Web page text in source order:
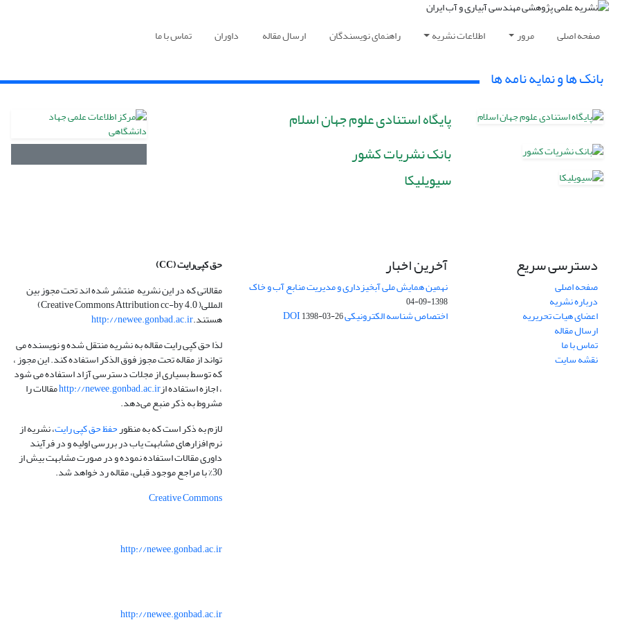
صفحه اصلی مرور اطلاعات نشریه راهنمای نویسندگان ارسال مقاله داوران تماس با ما
بانک ها و نمایه نامه ها
پایگاه استنادی علوم جهان اسلام
بانک نشریات کشور
سیویلیکا
دسترسی سریع
صفحه اصلی
درباره نشریه
اعضای هیات تحریریه
ارسال مقاله
تماس با ما
نقشه سایت
آخرین اخبار
نهمین همایش ملی آبخیزداری و مدیریت منابع آب و خاک
1398-09-04
اختصاص شناسه الکترونیکی DOI1398-03-26
حق کپی‌رایت(CC)
مقالاتی که در این نشریه منتشر شده اند تحت مجوز بین
المللی( Creative Commons Attribution cc-by 4.0)
هستند.http://newee.gonbad.ac.ir
لذا حق کپی رایت مقاله به نشریه منتقل شده و نویسنده می
تواند از مقاله تحت مجوز فوق الذکر استفاده کند. این مجوز ،
که توسط بسیاری از مجلات دسترسی آزاد استفاده می شود
، اجازه استفاده ازhttp://newee.gonbad.ac.irمقالات را
مشروط به ذکر منبع می‌دهد.
لازم به ذکر است که به منظورحفظ حق کپی رایت، نشریه از
نرم افزارهای مشابهت یاب در بررسی اولیه و در فرآیند
داوری مقالات استفاده نموده و در صورت مشابهت بیش از
30% با مراجع موجود قبلی، مقاله رد خواهد شد.
Creative Commons
http://newee.gonbad.ac.ir
http://newee.gonbad.ac.ir